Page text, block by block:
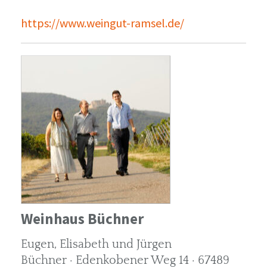
https://www.weingut-ramsel.de/
Weinhaus Büchner
Eugen, Elisabeth und Jürgen
Büchner · Edenkobener Weg 14 · 67489